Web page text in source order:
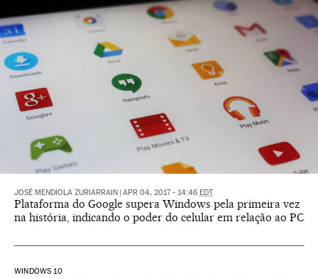
JOSÉ MENDIOLA ZURIARRAIN APR 04, 2017 - 14:46 EDT
Plataforma do Google supera Windows pela primeira vez
na história, indicando o poder do celular em relação ao PC
WINDOWS 10